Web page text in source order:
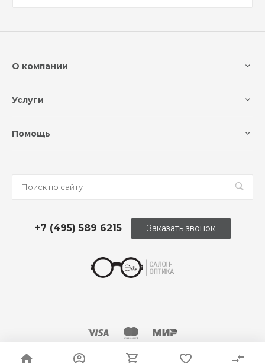
О компании
Услуги
Помощь
+7 (495) 589 6215 Заказать звонок